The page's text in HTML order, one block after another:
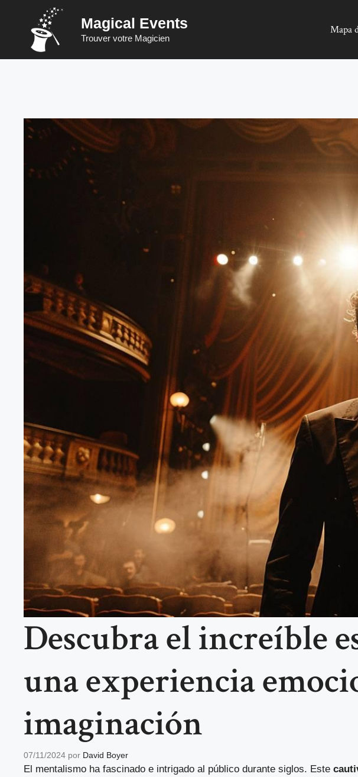
contenido
Magical Events
Trouver votre Magicien
Mapa
Descubra el increíble
una experiencia
imaginación
07/11/2024 por David Boyer
El mentalismo ha fascinado e intrigado al público durante siglos. Este